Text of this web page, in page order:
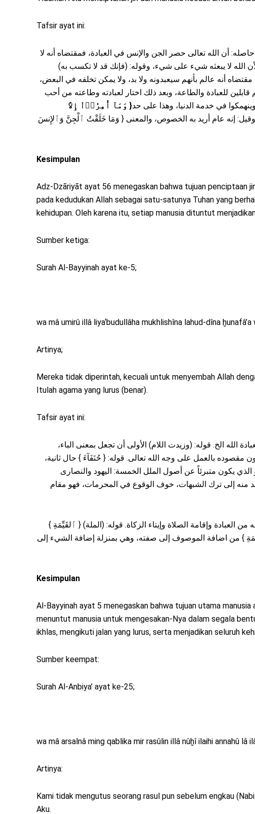
Tafsir ayat ini:
أن الله تعالى حصر الجن والإنس في العبادة، فمقتضاه أنه لا
لأن الله لا يبعثه شيء على شيء، وقوله: (فإنك قد لا تكسب به)
أنه عالم بأنهم سيعبدونه ولا بد، ولا يمكن تخلفه في البعض،
للعبادة والطاعة، وبعد ذلك اختار لعبادته وطاعته من أحب
في خدمة الدنيا، وهذا على حد{ وَمَآ أُمِرُوۤاْ إِلاَّ
وقيل: إنه عام أريد به الخصوص، والمعنى { وَمَا خَلَقْتُ ٱلْجِنَّ وَٱلإِنسَ
Kesimpulan
Adz-Dzāriyāt ayat 56 menegaskan bahwa tujuan penciptaan
pada kedudukan Allah sebagai satu-satunya Tuhan yang
kehidupan. Oleh karena itu, setiap manusia dituntut
Sumber ketiga:
Surah Al-Bayyinah ayat ke-5;
wa mâ umirû illâ liya‘budullâha mukhlishîna lahud-dîna
Artinya;
Mereka tidak diperintah, kecuali untuk menyembah Allah
Itulah agama yang lurus (benar).
Tafsir ayat ini:
الله الخ. قوله: (وزيدت اللام) الأولى أن تجعل بمعنى الباء،
مقصوده بالعمل على وجه الله تعالى. قوله: { حُنَفَآءَ } حال ثانية،
يكون متبرئاً عن أصول الملل الخمسة: اليهود والنصارى
منه إلى ترك الشبهات، خوف الوقوع في المحرمات، فهو مقام
وإقامة الصلاة وإيتاء الزكاة. قوله: (الملة) { ٱلقَيِّمَةِ }
} من اضافة الموصوف إلى صفته، وهي بمنزلة إضافة الشيء إلى
Kesimpulan
Al-Bayyinah ayat 5 menegaskan bahwa tujuan utama manusia
menuntut manusia untuk mengesakan-Nya dalam segala
ikhlas, mengikuti jalan yang lurus, serta menjadikan seluruh
Sumber keempat:
Surah Al-Anbiya’ ayat ke-25;
wa mâ arsalnâ ming qablika mir rasûlin illâ nûḫî ilaihi annahû lâ
Artinya:
Kami tidak mengutus seorang rasul pun sebelum engkau
Aku.